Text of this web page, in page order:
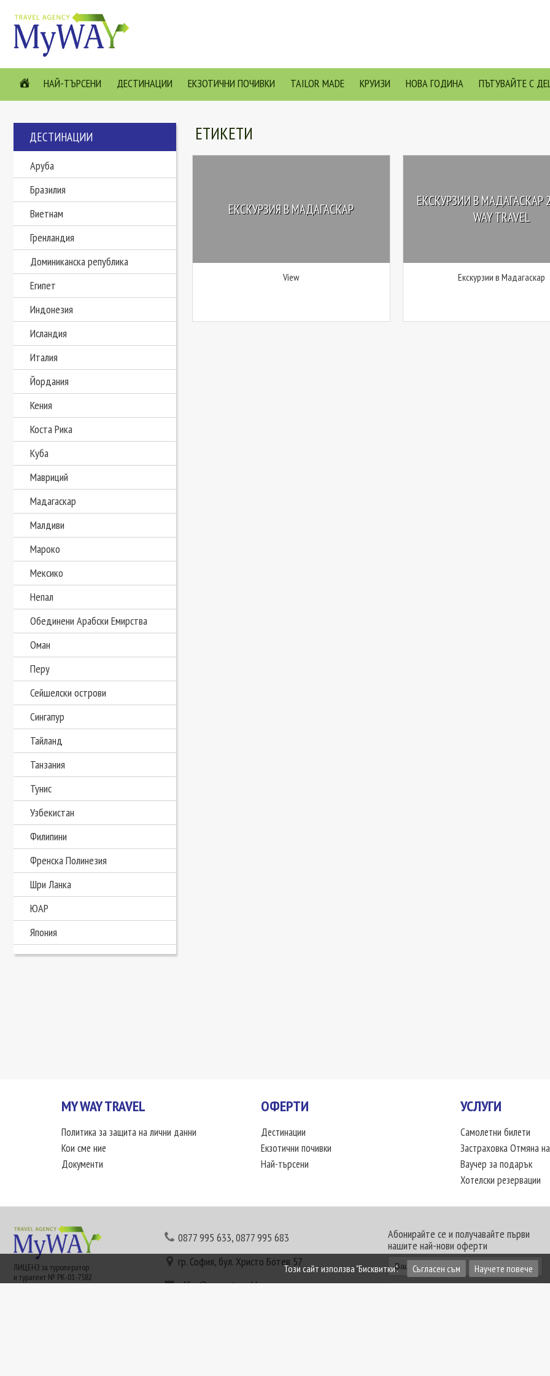
НАЙ-ТЪРСЕНИ ДЕСТИНАЦИИ ЕКЗОТИЧНИ ПОЧИВКИ TAILOR MADE КРУИЗИ НОВА ГОДИНА ПЪТУВАЙТЕ С
ДЕСТИНАЦИИ
Аруба
Бразилия
Виетнам
Гренландия
Доминиканска република
Египет
Индонезия
Исландия
Италия
Йордания
Кения
Коста Рика
Куба
Мавриций
Мадагаскар
Малдиви
Мароко
Мексико
Непал
Обединени Арабски Емирства
Оман
Перу
Сейшелски острови
Сингапур
Тайланд
Танзания
Тунис
Узбекистан
Филипини
Френска Полинезия
Шри Ланка
ЮАР
Япония
ЕТИКЕТИ
ЕКСКУРЗИЯ В МАДАГАСКАР
View
ЕКСКУРЗИИ В МАДАГАСКАР
WAY TRAVEL
Екскурзии в Мадагаскар
MY WAY TRAVEL
Политика за защита на лични данни
Кои сме ние
Документи
ОФЕРТИ
Дестинации
Екзотични почивки
Най-търсени
УСЛУГИ
Самолетни билети
Застраховка Отмяна
Ваучер за подарък
Хотелски резервации
ЛИЦЕНЗ за туроператор
и турагент № РК-01-7582
0877 995 633,0877 995 683
гр. София, бул. Христо Ботев 57
office@mywaytravel.bg
Абонирайте се и получавайте първи
нашите най-нови оферти
Този сайт използва "Бисквитки". Съгласен съм Научете повече